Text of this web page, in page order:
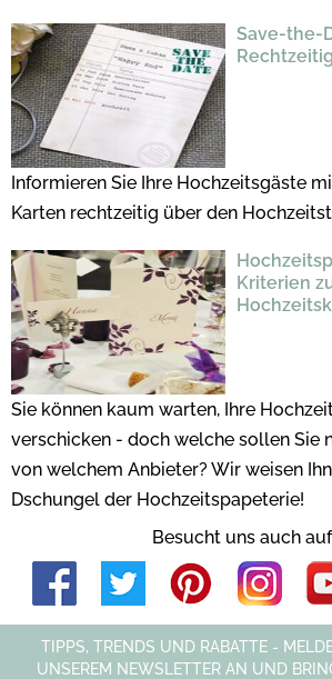
Save-the-
Informieren Sie Ihre Hochzeitsgäste
Karten rechtzeitig über den
Kriterien
Sie können kaum warten, Ihre
verschicken - doch welche sollen Sie
von welchem Anbieter? Wir weisen
Dschungel der Hochzeitspapeterie!
Besucht uns auch auf
TIPPS, TRENDS UND RABATTE -
UNSEREM NEWSLETTER AN UND